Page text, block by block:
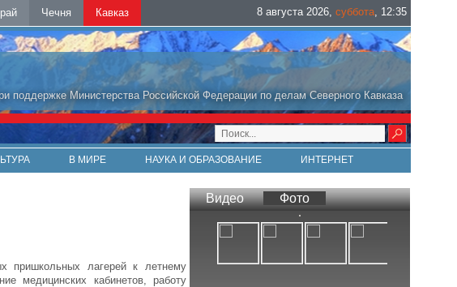
Чечня Кавказ 8 августа 2026, суббота, 12:35
поддержке Министерства Российской Федерации по делам Северного Кавказа
В МИРЕ НАУКА И ОБРАЗОВАНИЕ
ИНТЕРНЕТ
пришкольных лагерей к летнему
медицинских кабинетов, работу
Видео Фото